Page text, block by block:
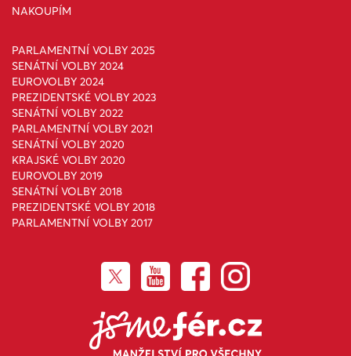
NAKOUPÍM
PARLAMENTNÍ VOLBY 2025
SENÁTNÍ VOLBY 2024
EUROVOLBY 2024
PREZIDENTSKÉ VOLBY 2023
SENÁTNÍ VOLBY 2022
PARLAMENTNÍ VOLBY 2021
SENÁTNÍ VOLBY 2020
KRAJSKÉ VOLBY 2020
EUROVOLBY 2019
SENÁTNÍ VOLBY 2018
PREZIDENTSKÉ VOLBY 2018
PARLAMENTNÍ VOLBY 2017